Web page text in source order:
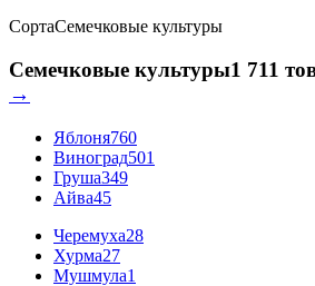
СортаСемечковые культуры
Семечковые культуры1 711
→
Яблоня760
Виноград501
Груша349
Айва45
Черемуха28
Хурма27
Мушмула1